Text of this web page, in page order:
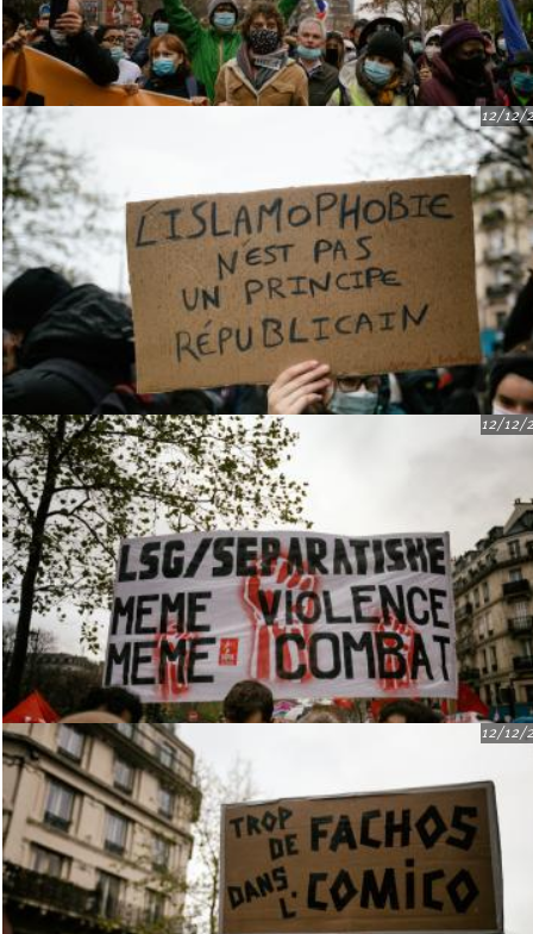
12/12/
12/12/
12/12/